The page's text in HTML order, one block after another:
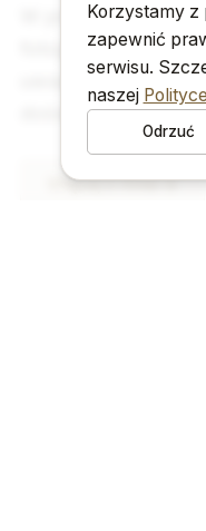
Korzystamy z
zapewnić
serwisu.
naszej
Odrzuć
W pracy z ciałem i
fotografię
uważnego
doświadczeniu.
Więcej o mnie